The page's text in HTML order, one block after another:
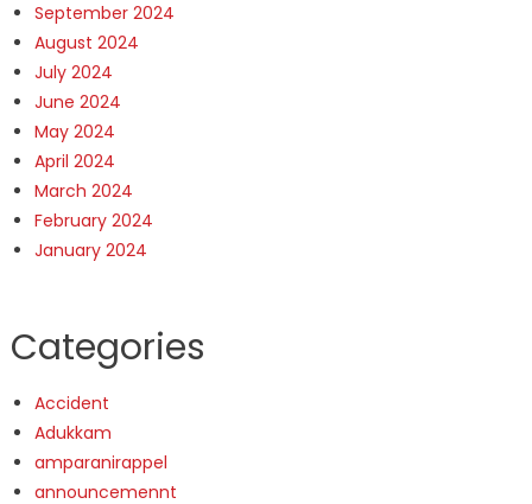
September 2024
August 2024
July 2024
June 2024
May 2024
April 2024
March 2024
February 2024
January 2024
Categories
Accident
Adukkam
amparanirappel
announcemennt